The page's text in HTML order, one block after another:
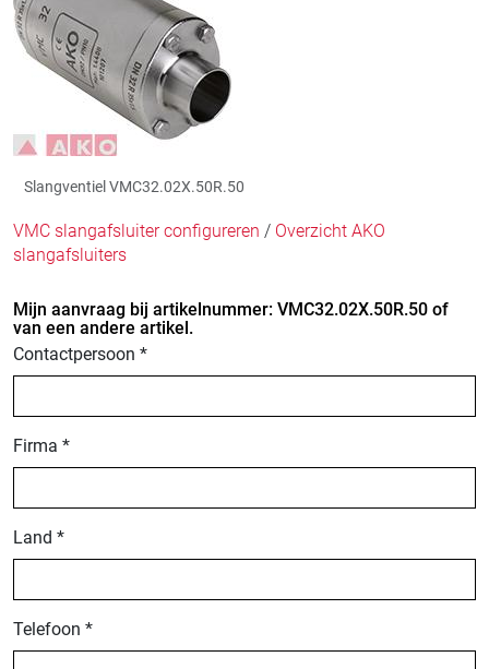
Slangventiel VMC32.02X.50R.50
VMC slangafsluiter configureren / Overzicht AKO
slangafsluiters
Mijn aanvraag bij artikelnummer: VMC32.02X.50R.50 of
van een andere artikel.
Contactpersoon *
Firma *
Land *
Telefoon *